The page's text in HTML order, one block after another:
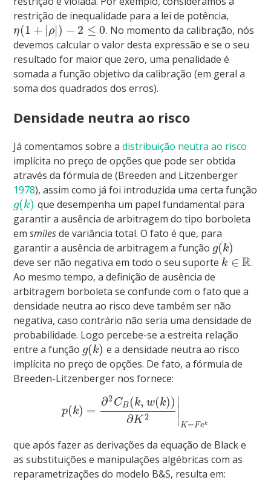
restrição de inequalidade para a lei de potência,
η(1 + | ρ|) − 2 ≤ 0. No momento da calibração, nós
devemos calcular o valor desta expressão e se o seu
resultado for maior que zero, uma penalidade é
somada a função objetivo da calibração (em geral a
soma dos quadrados dos erros).
Densidade neutra ao risco
Já comentamos sobre adistribuição neutra ao risco
implícita no preço de opções que pode ser obtida
através da fórmula de(Breeden and Litzenberger
1978), assim como já foi introduzida uma certa função
g(k) que desempenha um papel fundamental para
garantir a ausência de arbitragem do tipo borboleta
emsmilesde variância total. O fato é que, para
garantir a ausência de arbitragem a função g(k)
deve ser não negativa em todo o seu suporte k ∈ R.
Ao mesmo tempo, a definição de ausência de
arbitragem borboleta se confunde com o fato que a
densidade neutra ao risco deve também ser não
negativa, caso contrário não seria uma densidade de
probabilidade. Logo percebe-se a estreita relação
entre a função g(k) e a densidade neutra ao risco
implícita no preço de opções. De fato, a fórmula de
Breeden-Litzenberger nos fornece:
p(k) =
∂2CB (k, w(k))
∂K 2
∣
∣
∣
K=Fek
que após fazer as derivações da equação de Black e
as substituições e manipulações algébricas com as
reparametrizações do modelo B&S, resulta em: